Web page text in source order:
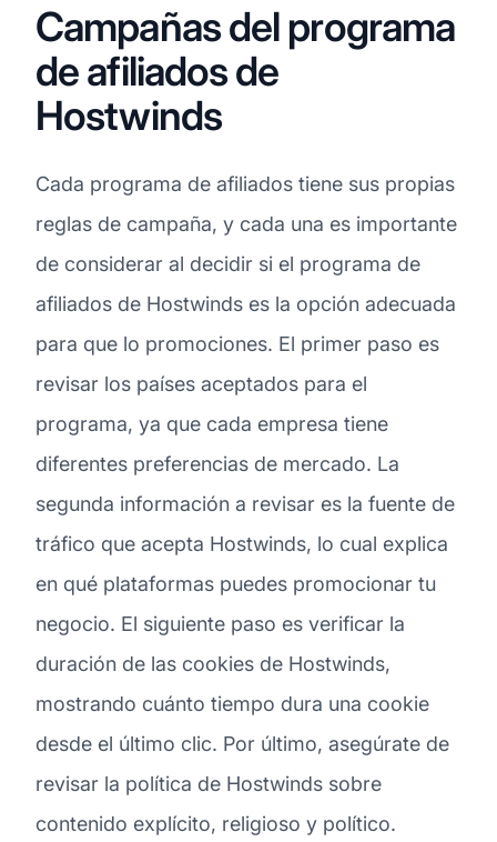
Campañas del programa
de afiliados de
Hostwinds
Cada programa de afiliados tiene sus propias
reglas de campaña, y cada una es importante
de considerar al decidir si el programa de
afiliados de Hostwinds es la opción adecuada
para que lo promociones. El primer paso es
revisar los países aceptados para el
programa, ya que cada empresa tiene
diferentes preferencias de mercado. La
segunda información a revisar es la fuente de
tráfico que acepta Hostwinds, lo cual explica
en qué plataformas puedes promocionar tu
negocio. El siguiente paso es verificar la
duración de las cookies de Hostwinds,
mostrando cuánto tiempo dura una cookie
desde el último clic. Por último, asegúrate de
revisar la política de Hostwinds sobre
contenido explícito, religioso y político.